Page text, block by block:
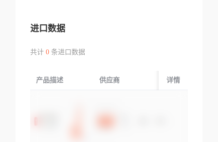
进口数据
共计 0条进口数据
产品描述 供应商 起运国/地区
详情